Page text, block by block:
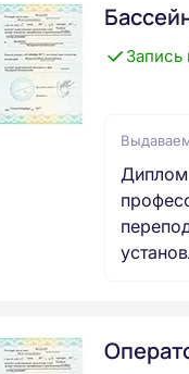
Запись